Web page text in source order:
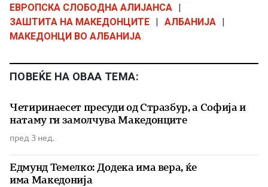
ЕВРОПСКА СЛОБОДНА АЛИЈАНСА
ЗАШТИТА НА МАКЕДОНЦИТЕ
АЛБАНИЈА
МАКЕДОНЦИ ВО АЛБАНИЈА
ПОВЕЌЕ НА ОВАА ТЕМА:
Четиринаесет пресуди од Стразбур, а Софија и
натаму ги замолчува Македонците
пред 3 нед.
Едмунд Темелко: Додека има вера, ќе
има Македонија